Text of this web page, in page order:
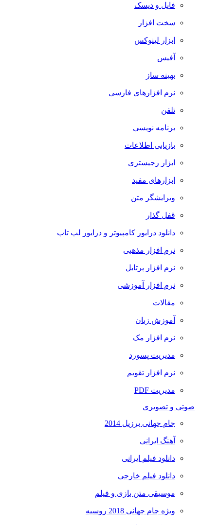
فایل و دیسک
سخت افزار
ابزار لینوکس
آفیس
بهینه ساز
نرم افزارهای فارسی
تلفن
برنامه نویسی
بازیابی اطلاعات
ابزار رجیستری
ابزارهای مفید
ویرایشگر متن
قفل گذار
دانلود درایور کامپیوتر و درایور لپ تاپ
نرم افزار مذهبی
نرم افزار پرتابل
نرم افزار آموزشی
مقالات
آموزش زبان
نرم افزار مک
مدیریت پسورد
نرم افزار تقویم
مدیریت PDF
صوتی و تصویری
جام جهانی برزیل 2014
آهنگ ایرانی
دانلود فیلم ایرانی
دانلود فیلم خارجی
موسیقی متن بازی و فیلم
ویژه جام جهانی 2018 روسیه